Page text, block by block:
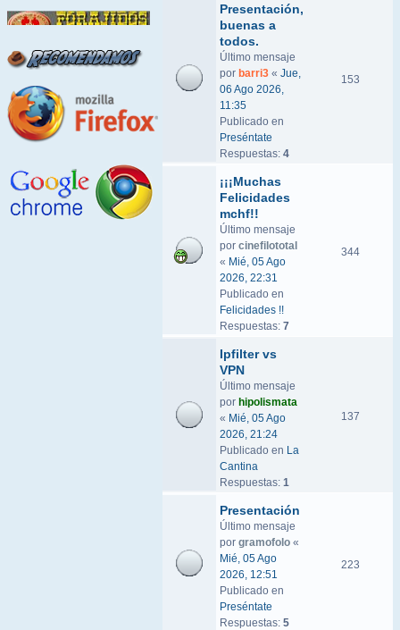
Presentación,
buenas a
todos.
Último mensaje
por barri3 « Jue,
06 Ago 2026,
11:35
Publicado en
Preséntate
Respuestas: 4
153
¡¡¡Muchas
Felicidades
mchf!!
Último mensaje
por cinefilototal
« Mié, 05 Ago
2026, 22:31
Publicado en
Felicidades !!
Respuestas: 7
344
Ipfilter vs
VPN
Último mensaje
por hipolismata
« Mié, 05 Ago
2026, 21:24
Publicado en La
Cantina
Respuestas: 1
137
Presentación
Último mensaje
por gramofolo «
Mié, 05 Ago
2026, 12:51
Publicado en
Preséntate
Respuestas: 5
223